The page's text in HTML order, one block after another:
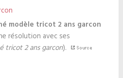
modèle tricot 2 ans garcon
résolution avec ses
tricot 2 ans garcon).